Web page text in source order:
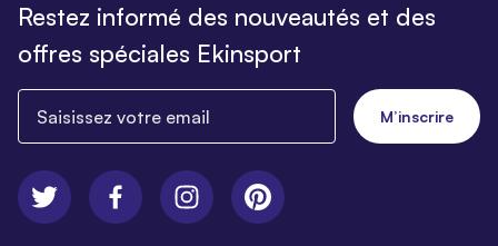
Restez informé des nouveautés et des
offres spéciales Ekinsport
M’inscrire